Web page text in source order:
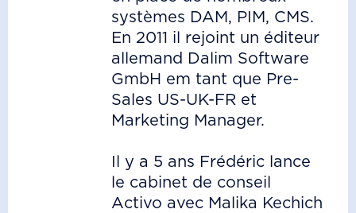
systèmes DAM, PIM, CMS.
En 2011 il rejoint un éditeur
allemand Dalim Software
GmbH em tant que Pre-
Sales US-UK-FR et
Marketing Manager.
Il y a 5 ans Frédéric lance
le cabinet de conseil
Activo avec Malika Kechich